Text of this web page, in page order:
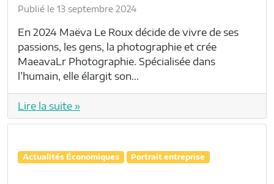
Publié le 13 septembre 2024
En 2024 Maëva Le Roux décide de vivre de ses
passions, les gens, la photographie et crée
MaeavaLr Photographie. Spécialisée dans
l’humain, elle élargit son…
Lire la suite »
Actualités Économiques Portrait entreprise